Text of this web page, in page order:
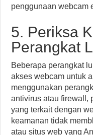
penggunaan webcam
5. Periksa
Perangkat
Beberapa perangkat
akses webcam untuk
menggunakan
antivirus atau firewall,
yang terkait dengan
keamanan tidak
atau situs web yang